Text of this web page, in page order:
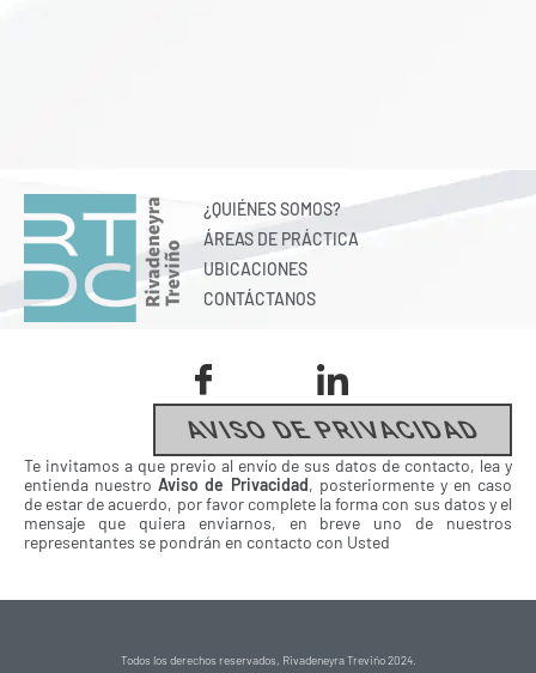
¿QUIÉNES SOMOS?
ÁREAS DE PRÁCTICA
UBICACIONES
CONTÁCTANOS
AVISO DE PRIVACIDAD
Te invitamos a que previo al envío de sus datos de contacto, lea y
entienda nuestroAviso de Privacidad, posteriormente y en caso
de estar de acuerdo, por favor complete la forma con sus datos y el
mensaje que quiera enviarnos, en breve uno de nuestros
representantes se pondrán en contacto con Usted
Todos los derechos reservados, Rivadeneyra Treviño 2024.